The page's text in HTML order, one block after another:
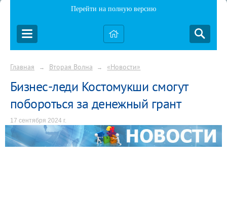
Перейти на полную версию
Главная → Вторая Волна → «Новости»
Бизнес-леди Костомукши смогут
побороться за денежный грант
17 сентября 2024 г.